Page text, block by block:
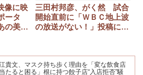
像に映
ータ
の美女
三田村邦彦、がく然 試合
開始直前に「ＷＢＣ地上波
の放送がない！」投稿にコ
い」
貴文、マスク持ち歩く理由を「変な飲食店
たると困る」根に持つ餃子店“入店拒否”騒